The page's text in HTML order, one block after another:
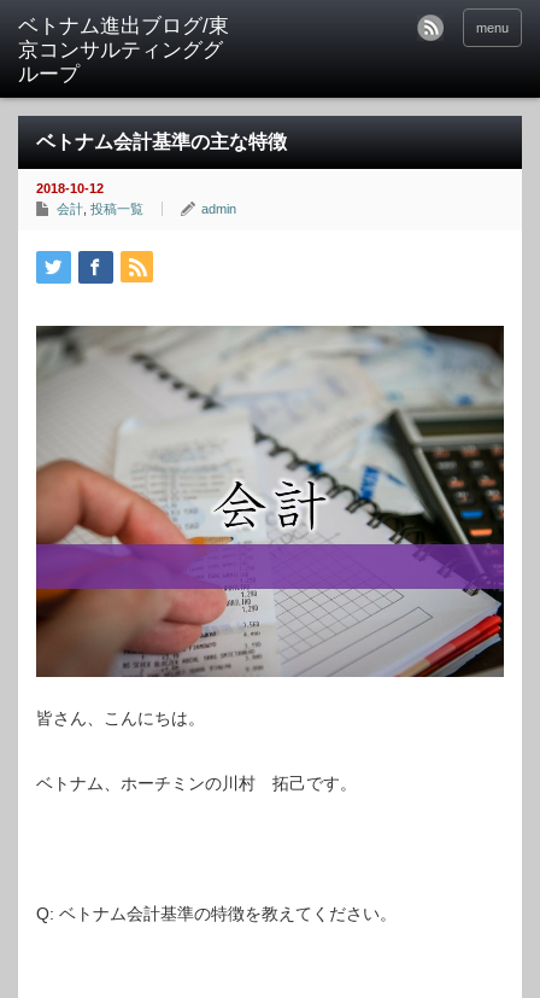
ベトナム進出ブログ/東
京コンサルティンググ
ループ
menu
ベトナム会計基準の主な特徴
2018-10-12
会計 投稿一覧 admin
皆さん、こんにちは。
ベトナム、ホーチミンの川村 拓己です。
Q: ベトナム会計基準の特徴を教えてください。